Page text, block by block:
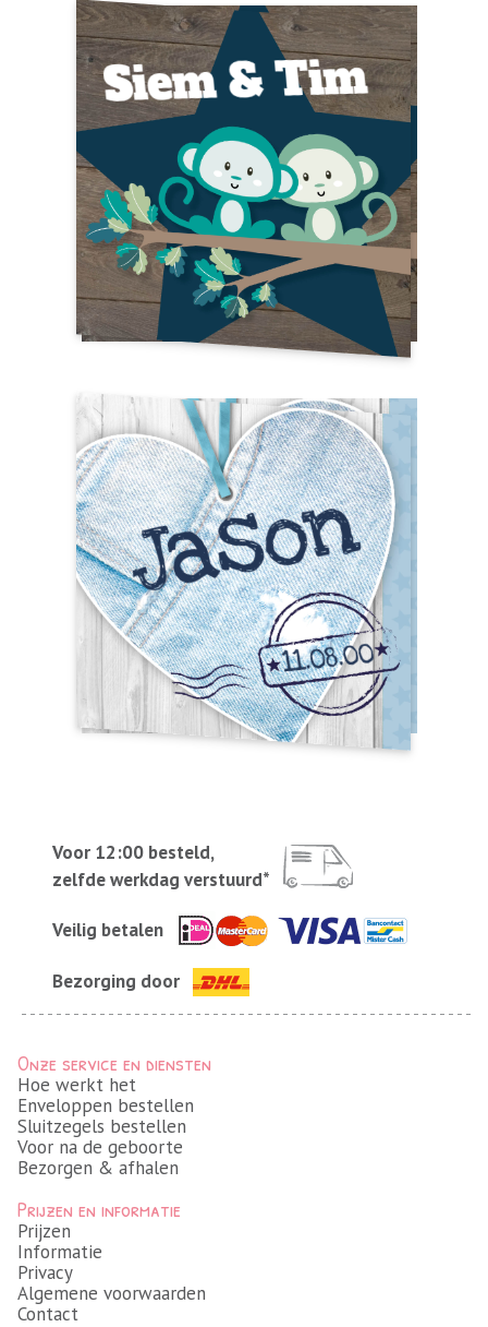
Voor 12:00 besteld,
zelfde werkdag verstuurd*
Veilig betalen
Bezorging door
Onze service en diensten
Hoe werkt het
Enveloppen bestellen
Sluitzegels bestellen
Voor na de geboorte
Bezorgen & afhalen
Prijzen en informatie
Prijzen
Informatie
Privacy
Algemene voorwaarden
Contact